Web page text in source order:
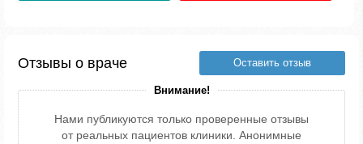
Отзывы о враче Оставить отзыв
Внимание!
Нами публикуются только проверенные отзывы
от реальных пациентов клиники. Анонимные